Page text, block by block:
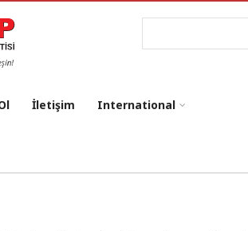
Ara
İletişim International